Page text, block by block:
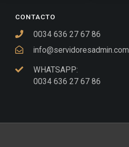
CONTACTO
0034 636 27 67 86
info@servidoresadmin.com
WHATSAPP:
0034 636 27 67 86